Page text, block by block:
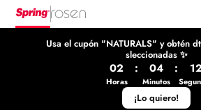
Usa el cupón "NATURALS" y obtén
sleccionadas ✨
02
Horas
: 04
Minutos
:
¡Lo quiero!